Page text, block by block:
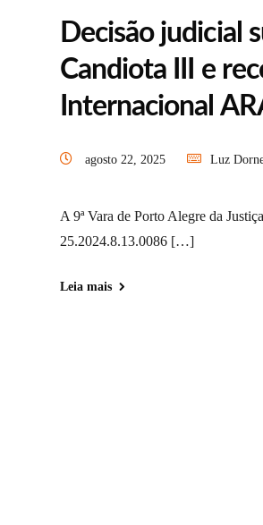
Decisão judicial
Candiota III e
Internacional
agosto 22, 2025 Luz
A 9ª Vara de Porto Alegre da
25.2024.8.13.0086 […]
Leia mais